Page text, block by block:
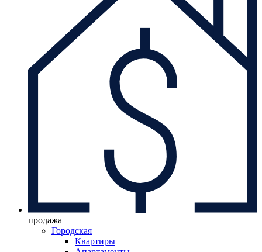
продажа
Городская
Квартиры